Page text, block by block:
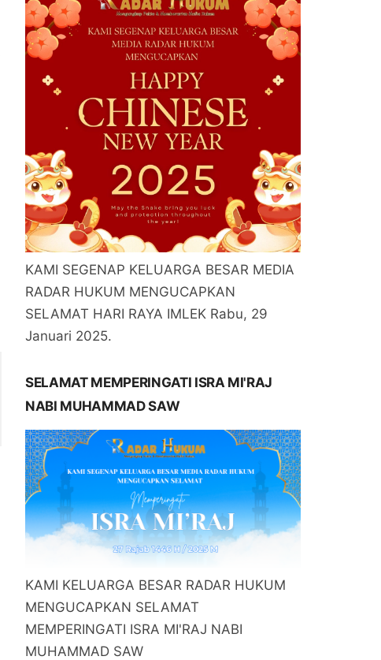
KAMI SEGENAP KELUARGA BESAR MEDIA
RADAR HUKUM MENGUCAPKAN
SELAMAT HARI RAYA IMLEK Rabu, 29
Januari 2025.
SELAMAT MEMPERINGATI ISRA MI'RAJ
NABI MUHAMMAD SAW
KAMI KELUARGA BESAR RADAR HUKUM
MENGUCAPKAN SELAMAT
MEMPERINGATI ISRA MI'RAJ NABI
MUHAMMAD SAW